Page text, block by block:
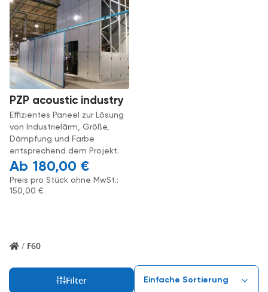
PZP acoustic industry
Effizientes Paneel zur Lösung
von Industrielärm, Größe,
Dämpfung und Farbe
entsprechend dem Projekt.
180,00 €
Preis pro Stück ohne MwSt.:
150,00 €
/ F60
Filter